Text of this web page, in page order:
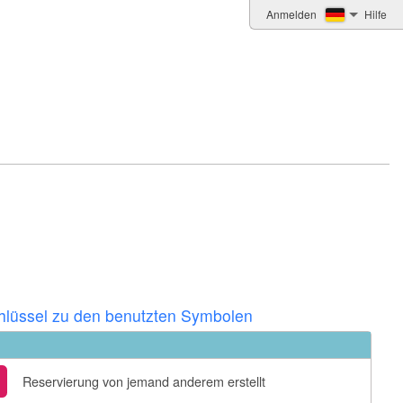
Anmelden Hilfe
zu den benutzten Symbolen
Reservierung von jemand anderem erstellt